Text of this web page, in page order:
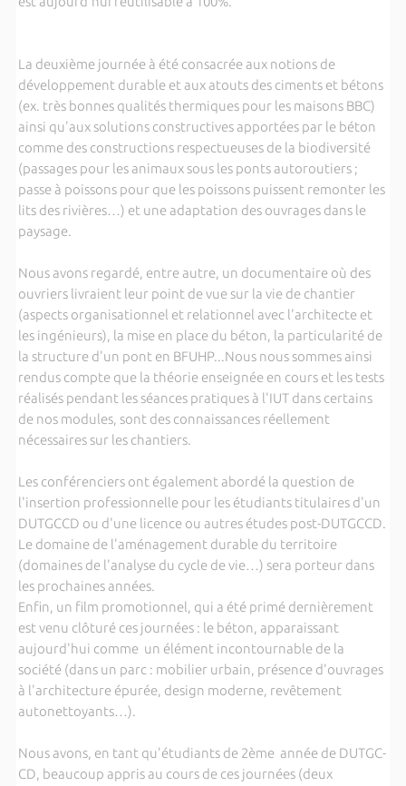
La deuxième journée à été consacrée aux notions de
développement durable et aux atouts des ciments et bétons
(ex. très bonnes qualités thermiques pour les maisons BBC)
ainsi qu'aux solutions constructives apportées par le béton
comme des constructions respectueuses de la biodiversité
(passages pour les animaux sous les ponts autoroutiers ;
passe à poissons pour que les poissons puissent remonter les
lits des rivières…) et une adaptation des ouvrages dans le
paysage.
Nous avons regardé, entre autre, un documentaire où des
ouvriers livraient leur point de vue sur la vie de chantier
(aspects organisationnel et relationnel avec l'architecte et
les ingénieurs), la mise en place du béton, la particularité de
la structure d'un pont en BFUHP...Nous nous sommes ainsi
rendus compte que la théorie enseignée en cours et les tests
réalisés pendant les séances pratiques à l'IUT dans certains
de nos modules, sont des connaissances réellement
nécessaires sur les chantiers.
Les conférenciers ont également abordé la question de
l'insertion professionnelle pour les étudiants titulaires d'un
DUTGCCD ou d'une licence ou autres études post-DUTGCCD.
Le domaine de l'aménagement durable du territoire
(domaines de l'analyse du cycle de vie…) sera porteur dans
les prochaines années.
Enfin, un film promotionnel, qui a été primé dernièrement
est venu clôturé ces journées : le béton, apparaissant
aujourd'hui comme un élément incontournable de la
société (dans un parc : mobilier urbain, présence d'ouvrages
à l'architecture épurée, design moderne, revêtement
autonettoyants…).
Nous avons, en tant qu'étudiants de 2ème année de DUTGC-
CD, beaucoup appris au cours de ces journées (deux